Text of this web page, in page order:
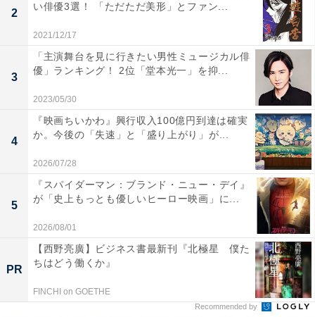
ルトガル）といった名手が、バロンドールの呪縛に行く
手を阻まれた。
クリスティアーノ・ロナウド（写真：AP/アフロ）
16年からはFIFAとの提携が解消され、フランス・フット
2
い俳優3選！ 「ただただ美形」とファン...
2021/12/17
3
「主演舞台を見に行きたい男性ミュージカル俳
優」ランキング！ 2位「堂本光一」を抑...
2023/05/30
4
『映画ちいかわ』興行収入100億円到達は確実
か。今後の「失速」と「盛り上がり」が...
2026/07/28
5
『スパイダーマン：ブランド・ニュー・デイ』
が「史上もっとも優しいヒーロー映画」に...
2026/08/01
PR
【西野亮廣】ビジネス書最新刊『北極星 僕た
ちはどう働くか』
FINCHI on GOETHE
Recommended by